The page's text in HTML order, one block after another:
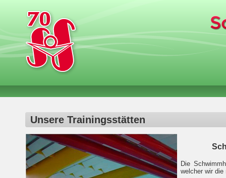
Unsere Trainingsstätten
Die
welcher wir